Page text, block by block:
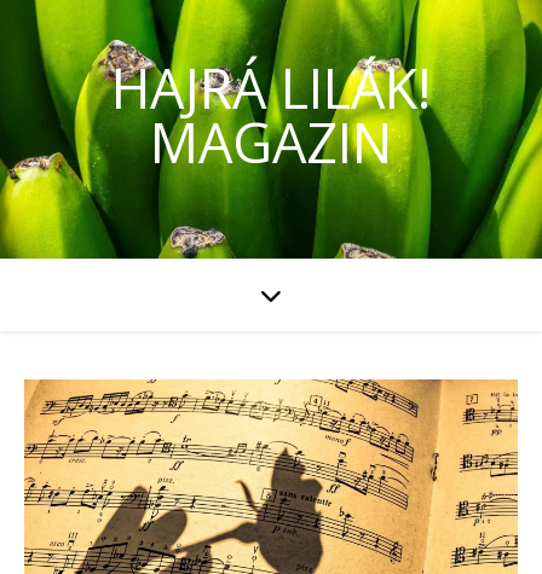
HAJRÁ LILÁK!
MAGAZIN